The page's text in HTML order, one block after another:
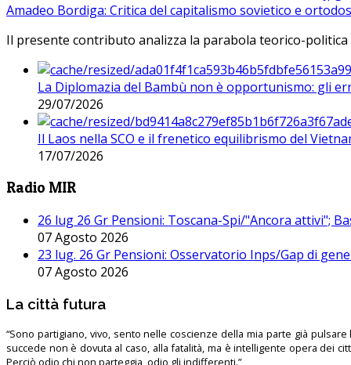
Amadeo Bordiga: Critica del capitalismo sovietico e
Il presente contributo analizza la parabola teorico-
La Diplomazia del Bambù non è opportunismo: gli
29/07/2026
Il Laos nella SCO e il frenetico equilibrismo del
17/07/2026
Radio MIR
26 lug 26 Gr Pensioni: Toscana-Spi/"Ancora attivi";
07 Agosto 2026
23 lug. 26 Gr Pensioni: Osservatorio Inps/Gap di
07 Agosto 2026
La città futura
“Sono partigiano, vivo, sento nelle coscienze della mia parte già pulsare
succede non è dovuta al caso, alla fatalità, ma è intelligente opera dei